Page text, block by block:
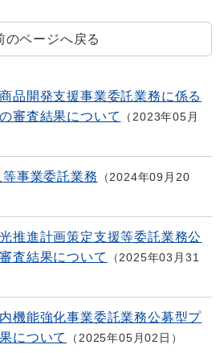
のページへ戻る
品開発支援事業委託業務に係る
審査結果について
2023年05月
事業委託業務
2024年09月20
推進計画策定支援等委託業務公
査結果について
2025年03月31
機能強化事業委託業務公募型プ
について
2025年05月02日